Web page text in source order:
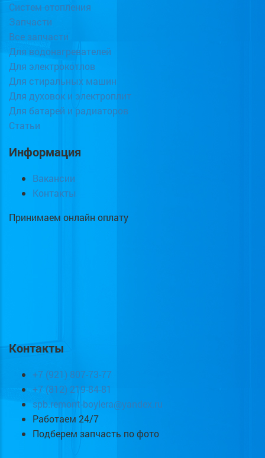
Систем отопления
Запчасти
Все запчасти
Для водонагревателей
Для электрокотлов
Для стиральных машин
Для духовок и электроплит
Для батарей и радиаторов
Статьи
Информация
Вакансии
Контакты
Принимаем онлайн оплату
Контакты
+7 (921) 807-73-77
+7 (812) 219-84-81
spb.remont-boylera@yandex.ru
Работаем 24/7
Подберем запчасть по фото